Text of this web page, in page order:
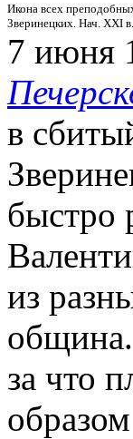
Икона всех
Зверинецких. Нач. XXI в.
7 июня
в
быстро
из
за что